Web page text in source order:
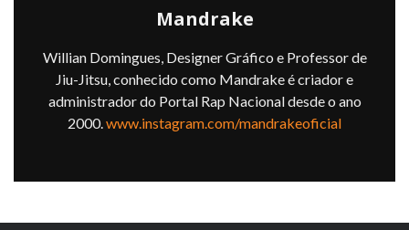
Mandrake
Willian Domingues, Designer Gráfico e Professor de
Jiu-Jitsu, conhecido como Mandrake é criador e
administrador do Portal Rap Nacional desde o ano
2000. www.instagram.com/mandrakeoficial